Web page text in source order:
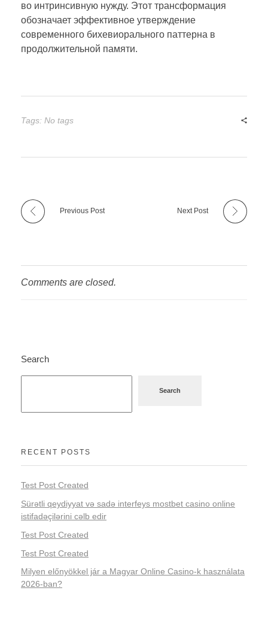
во интринсивную нужду. Этот трансформация
обозначает эффективное утверждение
современного бихевиорального паттерна в
продолжительной памяти.
Tags: No tags
Previous Post Next Post
Comments are closed.
Search
Search
RECENT POSTS
Test Post Created
Sürətli qeydiyyat və sadə interfeys mostbet casino online
istifadəçilərini cəlb edir
Test Post Created
Test Post Created
Milyen előnyökkel jár a Magyar Online Casino-k használata
2026-ban?